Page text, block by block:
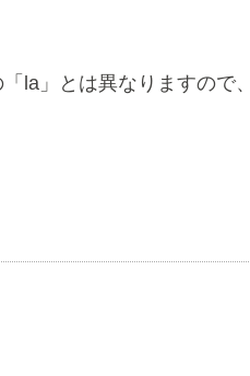
la」とは異なりますので、